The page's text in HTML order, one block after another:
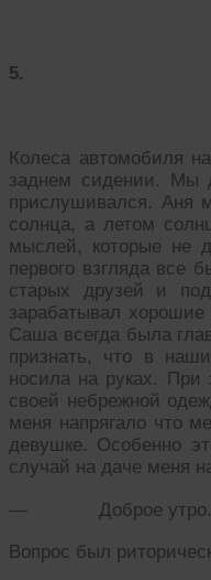
5.
Колеса автомобиля
заднем сидении. Мы
прислушивался. Аня
солнца, а летом
мыслей, которые не
первого взгляда все
старых друзей и
зарабатывал
Саша всегда была
признать, что в
носила на руках.
своей небрежной
меня напрягало что
девушке. Особенно
случай на даче меня
— Доброе утро.
Вопрос был